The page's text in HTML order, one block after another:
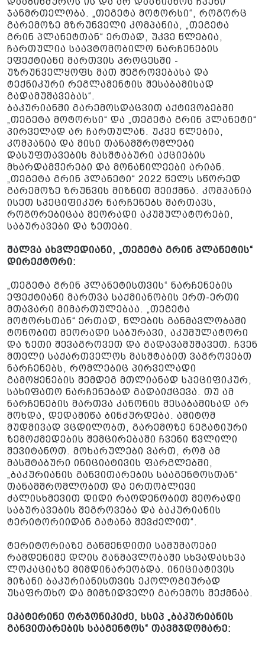
ჯანმრთელობა. „თეგეტა მოტორსი“, როგორც
გარემოზე მზრუნველი კომპანია, „თეგეტა
გრინ პლანეტთან“ ერთად, უკვე წლებია,
ჩართულია საავტომობილო ნარჩენების
ეფექტიანი მართვის პროცესში -
უზრუნველყოფს მათ შეგროვებასა და
ტექნიკური რეგლამენტის შესაბამისად
გადამუშავებას“.
ბაკურიანში გარემოსდაცვით აქტივობებში
„თეგეტა მოტორსი“ და „თეგეტა გრინ პლანეტი“
პირველად არ ჩართულან. უკვე წლებია,
კომპანია და მისი თანამშრომლები
დასუფთავების მასშტაბური აქციების
მხარდამჭერები და მონაწილეები არიან.
„თეგეტა გრინ პლანეტი“ 2022 წელს სწორედ
გარემოზე ზრუნვის მიზნით შეიქმნა. კომპანია
ისეთ სპეციფიკურ ნარჩენებს მართავს,
როგორებიცაა მეორადი აკუმულატორები,
საბურავები და ზეთები.
შალვა ახვლედიანი, „თეგეტა გრინ პლანეტის“
დირექტორი:
„თეგეტა გრინ პლანეტისთვის“ ნარჩენების
ეფექტიანი მართვა საქმიანობის ერთ-ერთი
მთავარი მიმართულებაა. „თეგეტა
მოტორსთან“ ერთად, წლების განმავლობაში
ტონობით მეორადი საბურავი, აკუმულატორი
და ზეთი შევაგროვეთ და გადავამუშავეთ. ჩვენ
მთელი საქართველოს მასშტაბით ვაგროვებთ
ნარჩენებს, რომლებიც პირველადი
გამოყენების შემდეგ მთლიანად სპეციფიკურ,
სახიფათო ნარჩენებად გადაიქცევა. თუ ამ
ნარჩენების მართვა კანონის შესაბამისად არ
მოხდა, დედამიწა ბინძურდება. ამიტომ
მუდმივად ვცდილობთ, გარემოზე ნეგატიური
ზემოქმედების შემცირებაში ჩვენი წვლილი
შევიტანოთ. მოხარულები ვართ, რომ ამ
მასშტაბური ინიციატივის ფარგლებში,
„ბაკურიანის განვითარების სააგენტოსთან“
თანამშრომლობით და ერთობლივი
ძალისხმევით დიდი რაოდენობით მეორადი
საბურავების შეგროვება და ბაკურიანის
ტერიტორიიდან გატანა შევძელით“.
ტერიტორიაზე გაწმენდითი სამუშაოები
რამდენიმე დღის განმავლობაში სხვადასხვა
ლოკაციაზე მიმდინარეობდა. ინიციატივის
მიზანი ბაკურიანისთვის ეკოლოგიურად
უსაფრთხო და მიმზიდველი გარემოს შექმნაა.
ეკატერინე ორჯონიკიძე, სსიპ „ბაკურიანის
განვითარების სააგენტოს“ თავმჯდომარე: